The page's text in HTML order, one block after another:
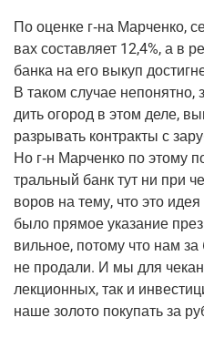
По оцен­ке г‑на Мар­чен­ко,
вах состав­ля­ет 12,4%, а в
бан­ка на его выкуп
В таком слу­чае
дить ого­род в этом деле,
раз­ры­вать кон­трак­ты с
Но г‑н Мар­чен­ко по это­му
траль­ный банк тут ни при
во­ров на тему, что это
было пря­мое ука­за­ние
виль­ное, пото­му что нам
не про­да­ли. И мы для
лек­ци­он­ных, так и
наше золо­то поку­пать за